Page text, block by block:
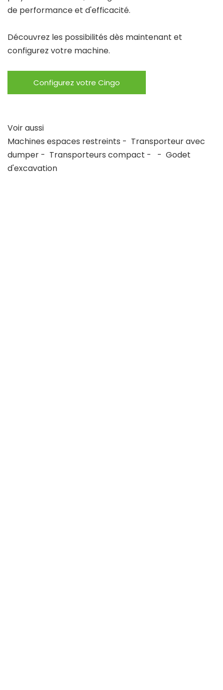
de performance et d'efficacité.
Découvrez les possibilités dès maintenant et
configurez votre machine.
Configurez votre Cingo
Voir aussi
Machines espaces restreints - Transporteur avec
dumper - Transporteurs compact - - Godet
d'excavation